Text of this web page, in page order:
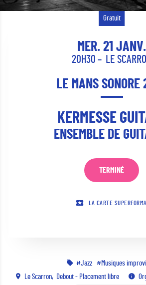
Gratuit
MER. 21 JANV.
20H30 LE
LE MANS
KERMESSE
ENSEMBLE DE
TERMINÉ
LA CARTE SUPERFORMA
Jazz
Musiques
Le Scarron
Debout - Placement libre